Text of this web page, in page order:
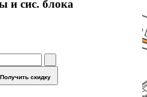
и сис. блока
Получить скидку